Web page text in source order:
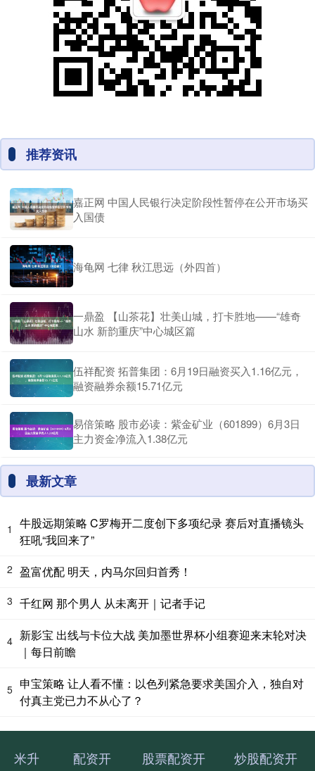
推荐资讯
嘉正网 中国人民银行决定阶段性暂停在公开市场买
入国债
海龟网 七律 秋江思远（外四首）
一鼎盈 【山茶花】壮美山城，打卡胜地——“雄奇
山水 新韵重庆”中心城区篇
伍祥配资 拓普集团：6月19日融资买入1.16亿元，
融资融券余额15.71亿元
易倍策略 股市必读：紫金矿业（601899）6月3日
主力资金净流入1.38亿元
最新文章
1
牛股远期策略 C罗梅开二度创下多项纪录 赛后对直播镜头
狂吼“我回来了”
2 盈富优配 明天，内马尔回归首秀！
3 千红网 那个男人 从未离开｜记者手记
4 新影宝 出线与卡位大战 美加墨世界杯小组赛迎来末轮对决
｜每日前瞻
5 申宝策略 让人看不懂：以色列紧急要求美国介入，独自对
付真主党已力不从心了？
米升
配资开
股票配资开
炒股配资开